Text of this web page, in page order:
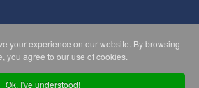
POLICY MAPA WEBA
your experience on our website. By browsing
you agree to our use of cookies.
Ok, I've understood!